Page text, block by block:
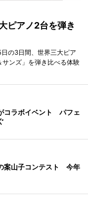
ピアノ2台を弾き
の3日間、世界三大ピア
サンズ」を弾き比べる体験
コラボイベント パフェ
案山子コンテスト 今年